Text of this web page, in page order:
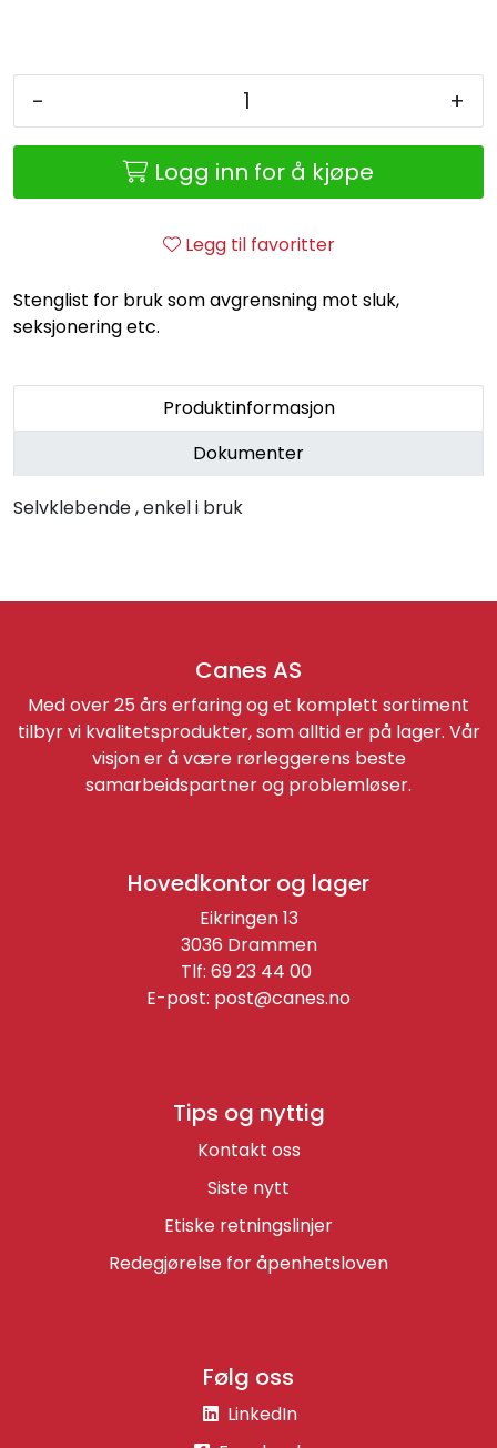
- +
Logg inn for å kjøpe
Legg til favoritter
Stenglist for bruk som avgrensning mot sluk,
seksjonering etc.
Produktinformasjon
Dokumenter
Selvklebende , enkel i bruk
Canes AS
Med over 25 års erfaring og et komplett sortiment
tilbyr vi kvalitetsprodukter, som alltid er på lager. Vår
visjon er å være rørleggerens beste
samarbeidspartner og problemløser.
Tips og nyttig
Kontakt oss
Siste nytt
Etiske retningslinjer
Redegjørelse for åpenhetsloven
Følg oss
LinkedIn
Hovedkontor og lager
Eikringen 13
3036 Drammen
Tlf: 69 23 44 00
E-post: post@canes.no